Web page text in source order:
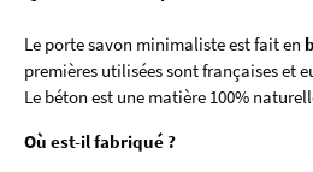
Le porte savon minimaliste est fait en
premières utilisées sont françaises et
Le béton est une matière 100%
Où est-il fabriqué ?